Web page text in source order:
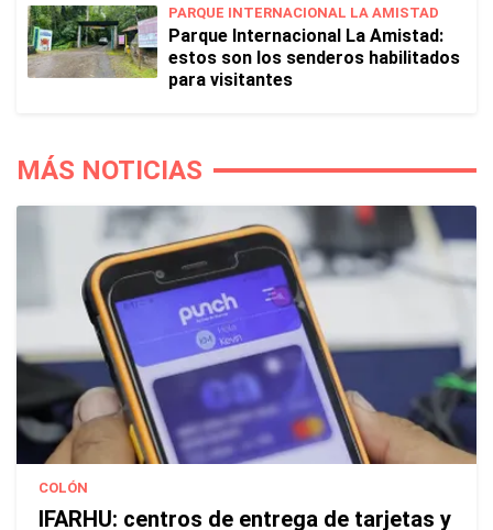
PARQUE INTERNACIONAL LA AMISTAD
Parque Internacional La Amistad:
estos son los senderos habilitados
para visitantes
MÁS NOTICIAS
COLÓN
IFARHU: centros de entrega de tarjetas y